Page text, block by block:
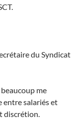
du Syndicat
me
entre salariés et
discrétion.